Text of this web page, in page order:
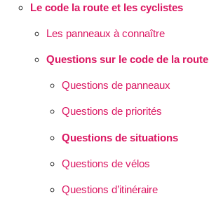
Le code la route et les cyclistes
Les panneaux à connaître
Questions sur le code de la route
Questions de panneaux
Questions de priorités
Questions de situations
Questions de vélos
Questions d’itinéraire